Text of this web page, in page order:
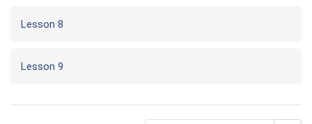
Lesson 8
Lesson 9